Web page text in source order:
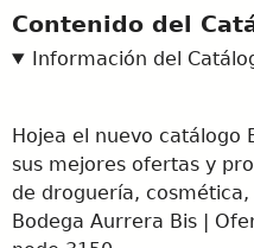
Contenido del
Información del
Hojea el nuevo catálogo
sus mejores ofertas y
de droguería,
Bodega Aurrera Bis |